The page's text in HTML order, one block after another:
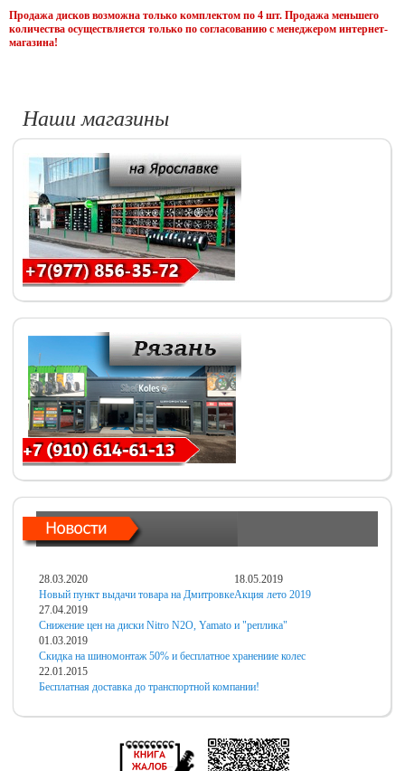
Продажа дисков возможна только комплектом по 4 шт. Продажа меньшего
количества осуществляется только по согласованию с менеджером интернет-
магазина!
Наши магазины
28.03.2020
Новый пункт выдачи товара на Дмитровке
18.05.2019
Акция лето 2019
27.04.2019
Снижение цен на диски Nitro N2O, Yamato и "реплика"
01.03.2019
Скидка на шиномонтаж 50% и бесплатное хранениие колес
22.01.2015
Бесплатная доставка до транспортной компании!